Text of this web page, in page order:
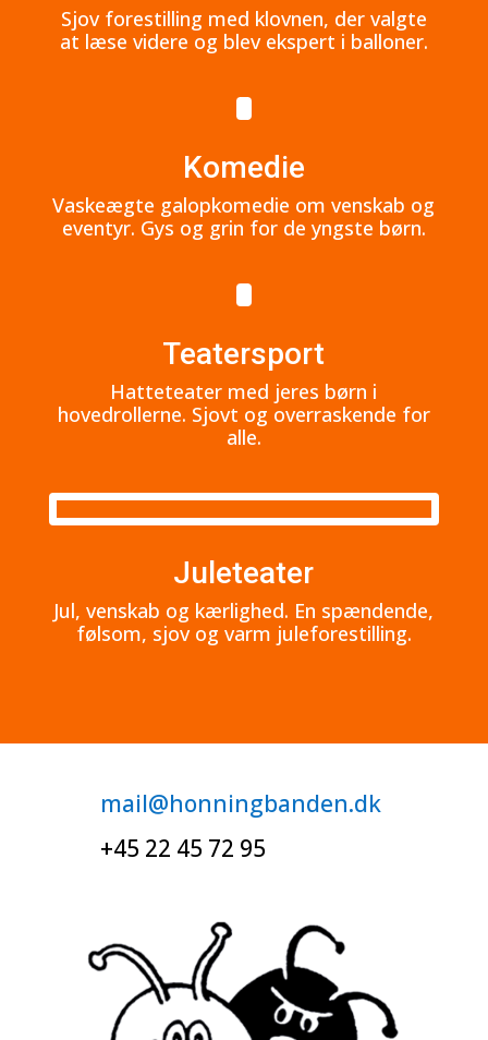
Sjov forestilling med klovnen, der valgte
at læse videre og blev ekspert i balloner.
Komedie
Vaskeægte galopkomedie om venskab og
eventyr. Gys og grin for de yngste børn.
Teatersport
Hatteteater med jeres børn i
hovedrollerne. Sjovt og overraskende for
alle.
Juleteater
Jul, venskab og kærlighed. En spændende,
følsom, sjov og varm juleforestilling.
mail@honningbanden.dk
+45 22 45 72 95